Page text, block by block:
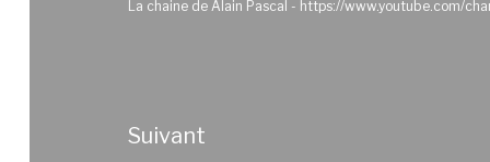
La chaine de Alain Pascal - https://www.youtube.com/
Suivant